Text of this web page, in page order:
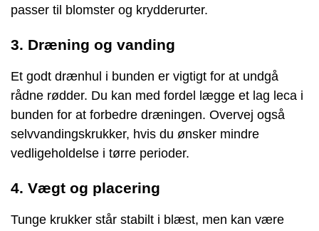
passer til blomster og krydderurter.
3. Dræning og vanding
Et godt drænhul i bunden er vigtigt for at undgå
rådne rødder. Du kan med fordel lægge et lag leca i
bunden for at forbedre dræningen. Overvej også
selvvandingskrukker, hvis du ønsker mindre
vedligeholdelse i tørre perioder.
4. Vægt og placering
Tunge krukker står stabilt i blæst, men kan være